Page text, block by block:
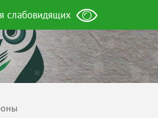
слабовидящих